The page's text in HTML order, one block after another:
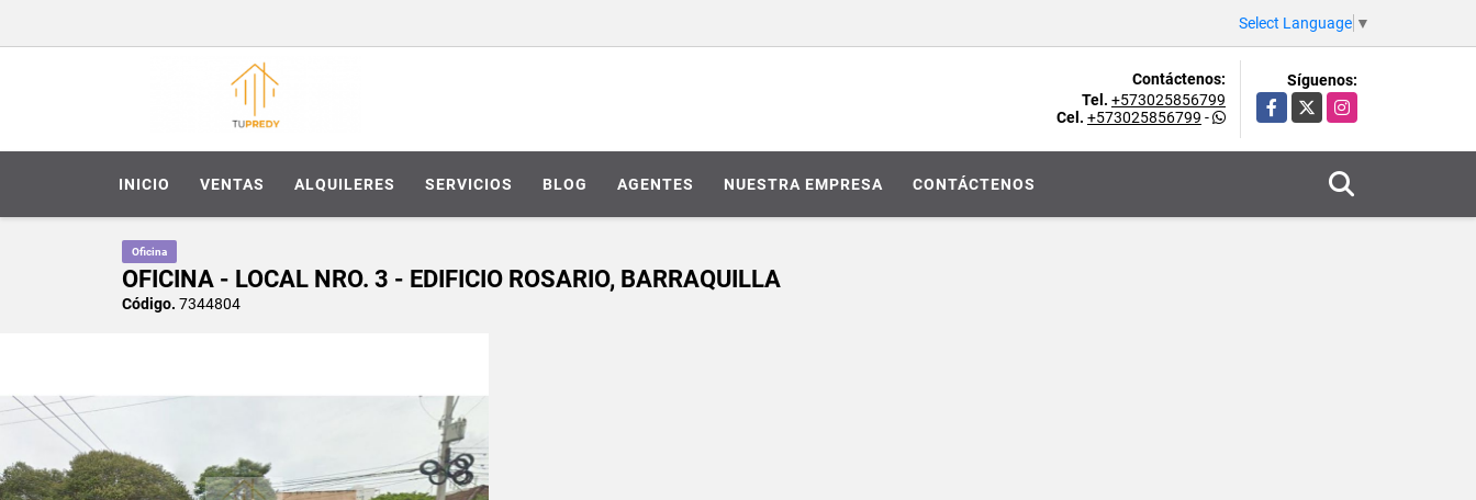
Select Language ▼
Contáctenos:
Tel. +573025856799
Cel. +573025856799 -
Síguenos:
Facebook
X Instagram
INICIO VENTAS ALQUILERES SERVICIOS BLOG AGENTES NUESTRA EMPRESA CONTÁCTENOS
Oficina
OFICINA - LOCAL NRO. 3 - EDIFICIO ROSARIO, BARRAQUILLA
Código. 7344804